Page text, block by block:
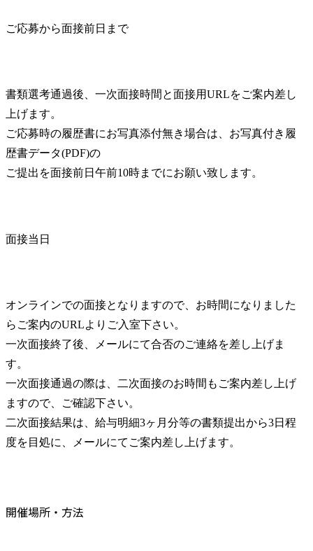
ご応募から面接前日まで
書類選考通過後、一次面接時間と面接用URLをご案内差し
上げます。
ご応募時の履歴書にお写真添付無き場合は、お写真付き履
歴書データ(PDF)の
ご提出を面接前日午前10時までにお願い致します。
面接当日
オンラインでの面接となりますので、お時間になりました
らご案内のURLよりご入室下さい。
一次面接終了後、メールにて合否のご連絡を差し上げま
す。
一次面接通過の際は、二次面接のお時間もご案内差し上げ
ますので、ご確認下さい。
二次面接結果は、給与明細3ヶ月分等の書類提出から3日程
度を目処に、メールにてご案内差し上げます。
開催場所・方法